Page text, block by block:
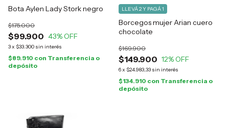
Bota Aylen Lady Stork negro
$99.900
$175.000
43% OFF
3x $33.300 sin interés
$89.910 con Transferencia o
depósito
Borcegos mujer Arian cuero
chocolate
$149.900
$169.900
12% OFF
6x $24.983,33 sin interés
LLEVÁ 2 Y PAGÁ 1
$134.910 con Transferencia o
depósito